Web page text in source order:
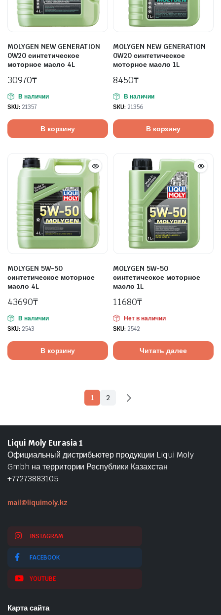
MOLYGEN NEW GENERATION
0W20 синтетическое
моторное масло 4L
30970₸
В наличии
SKU: 21357
В корзину
MOLYGEN NEW GENERATION
0W20 синтетическое
моторное масло 1L
8450₸
В наличии
SKU: 21356
В корзину
MOLYGEN 5W-50
синтетическое моторное
масло 4L
43690₸
В наличии
SKU: 2543
В корзину
MOLYGEN 5W-50
синтетическое моторное
масло 1L
11680₸
Нет в наличии
SKU: 2542
Читать далее
1 2
Liqui Moly Eurasia 1
Официальный дистрибьютер продукции Liqui Moly
Gmbh на территории Республики Казахстан
+77273883105
mail@liquimoly.kz
INSTAGRAM
FACEBOOK
YOUTUBE
Карта сайта